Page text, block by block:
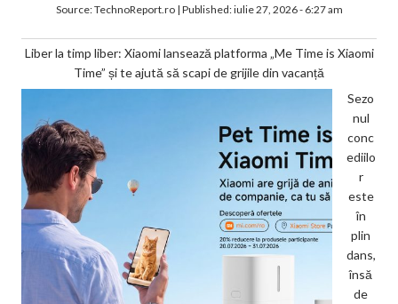
Source:TechnoReport.ro| Published:iulie 27, 2026 - 6:27 am
Liber la timp liber: Xiaomi lansează platforma „Me Time is Xiaomi
Time” și te ajută să scapi de grijile din vacanță
Sezo
nul
conc
ediilo
r
este
în
plin
dans,
însă
de